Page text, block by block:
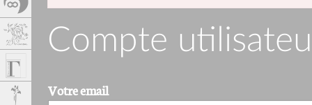
Compte
Votre email